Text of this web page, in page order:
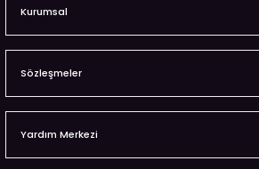
Kurumsal
Sözleşmeler
Yardım Merkezi